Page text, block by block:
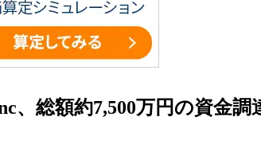
、総額約7,500万円の資金調